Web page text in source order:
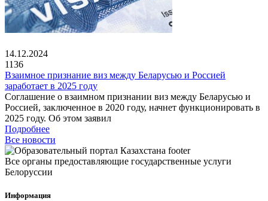
14.12.2024
1136
Взаимное признание виз между Беларусью и Россией
заработает в 2025 году
Соглашение о взаимном признании виз между Беларусью и
Россией, заключенное в 2020 году, начнет функционировать в
2025 году. Об этом заявил
Подробнее
Все новости
Все органы предоставляющие государственные услуги
Белоруссии
Информация